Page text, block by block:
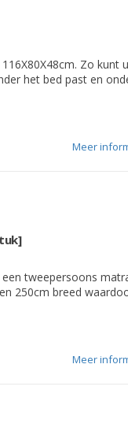
Zo
het bed past en
Meer
tweepersoons
250cm breed
Meer